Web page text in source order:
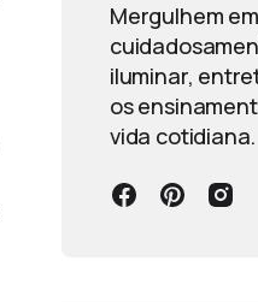
Mergulhem
iluminar,
os
vida cotidiana.